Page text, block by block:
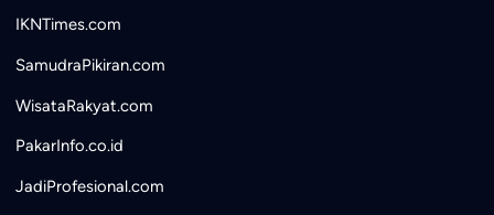
IKNTimes.com
SamudraPikiran.com
WisataRakyat.com
PakarInfo.co.id
JadiProfesional.com